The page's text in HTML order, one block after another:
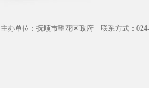
主办单位：抚顺市望花区政府 联系方式：024-